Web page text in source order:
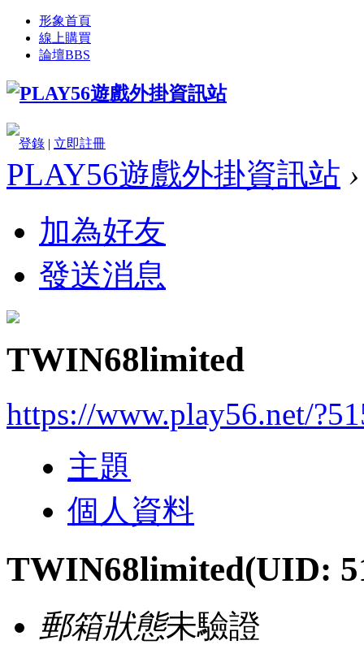
形象首頁
線上購買
論壇BBS
登錄 | 立即註冊
PLAY56遊戲外掛資訊站 ›
加為好友
發送消息
TWIN68limited
https://www.play56.net/
主題
個人資料
TWIN68limited(UID:
郵箱狀態未驗證